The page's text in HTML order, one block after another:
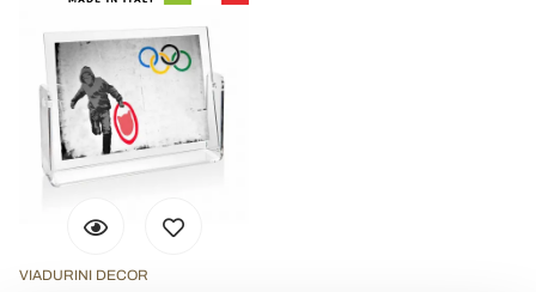
VIADURINI DECOR